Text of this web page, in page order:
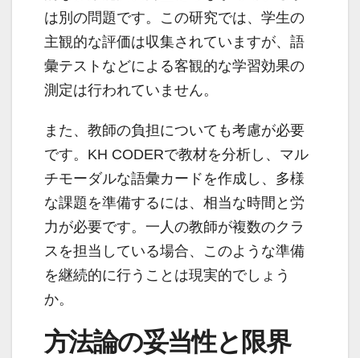
は別の問題です。この研究では、学生の
主観的な評価は収集されていますが、語
彙テストなどによる客観的な学習効果の
測定は行われていません。
また、教師の負担についても考慮が必要
です。KH CODERで教材を分析し、マル
チモーダルな語彙カードを作成し、多様
な課題を準備するには、相当な時間と労
力が必要です。一人の教師が複数のクラ
スを担当している場合、このような準備
を継続的に行うことは現実的でしょう
か。
方法論の妥当性と限界